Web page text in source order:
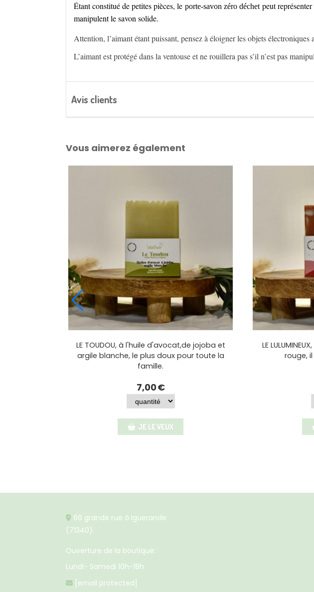
Étant constitué de petites pièces, le porte-savon zéro déchet peut
manipulent le savon solide.
Attention, l’aimant étant puissant, pensez à éloigner les objets
L’aimant est protégé dans la ventouse et ne rouillera pas s’il n’est pas
Avis clients
Vous aimerez également
LE TOUDOU, à l'huile d'avocat,de jojoba et
argile blanche, le plus doux pour toute la
famille.
7,00€
JE LE VEUX
LE
rouge,
 66 grande rue à Iguerande
(71340).
Ouverture de la boutique:
Lundi- Samedi 10h-18h
 [email protected]